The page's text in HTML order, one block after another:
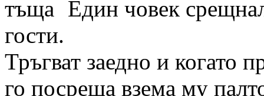
Един човек
гости.
Тръгват заедно и когато
го посреща взема му